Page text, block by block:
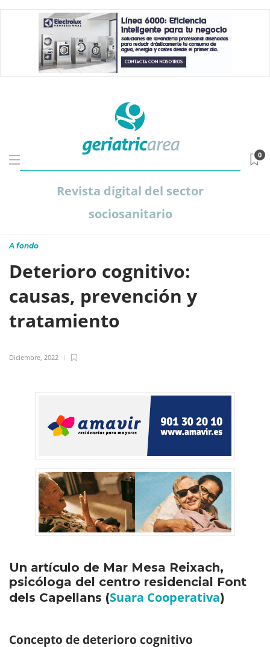
Revista digital del sector
sociosanitario
0
A fondo
Deterioro cognitivo:
causas, prevención y
tratamiento
Diciembre, 2022
Un artículo de Mar Mesa Reixach,
psicóloga del centro residencial Font
dels Capellans (Suara Cooperativa)
Concepto de deterioro cognitivo